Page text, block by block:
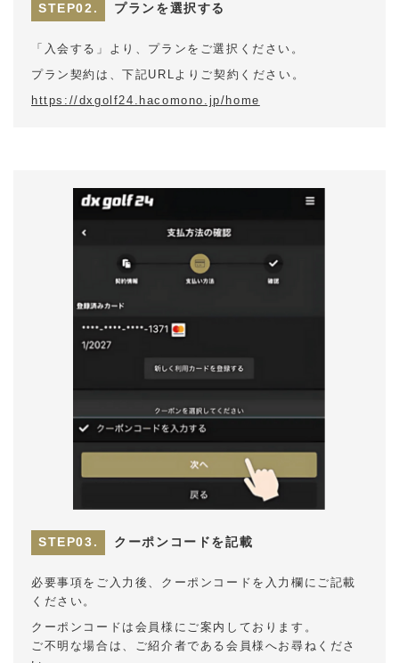
プランを選択する
「入会する」より、プランをご選択ください。
プラン契約は、下記URLよりご契約ください。
https://dxgolf24.hacomono.jp/home
クーポンコードを記載
必要事項をご入力後、クーポンコードを入力欄にご記載
ください。
クーポンコードは会員様にご案内しております。
ご不明な場合は、ご紹介者である会員様へお尋ねくださ